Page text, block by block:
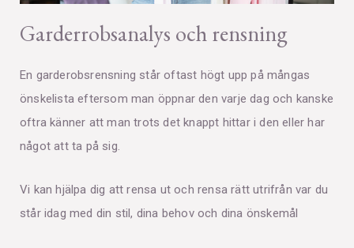
Garderrobsanalys och rensning
En garderobsrensning står oftast högt upp på mångas
önskelista eftersom man öppnar den varje dag och kanske
oftra känner att man trots det knappt hittar i den eller har
något att ta på sig.
Vi kan hjälpa dig att rensa ut och rensa rätt utrifrån var du
står idag med din stil, dina behov och dina önskemål